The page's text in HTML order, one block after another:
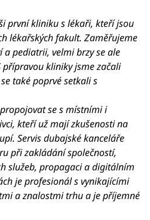
první kliniku s lékaři, kteří jsou
lékařských fakult. Zaměřujeme
a pediatrii, velmi brzy se ale
kliniky jsme začali
také poprvé setkali s
se s místními i
kteří už mají zkušenosti na
Servis dubajské kanceláře
při zakládání společností,
služeb, propagaci a digitálním
je profesionál s vynikajícími
a znalostmi trhu a je příjemné